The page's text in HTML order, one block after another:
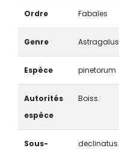
Ordre Fabales
Genre Astragalus
Espèce pinetorum
Autorités
espèce
Boiss.
Sous- declinatus